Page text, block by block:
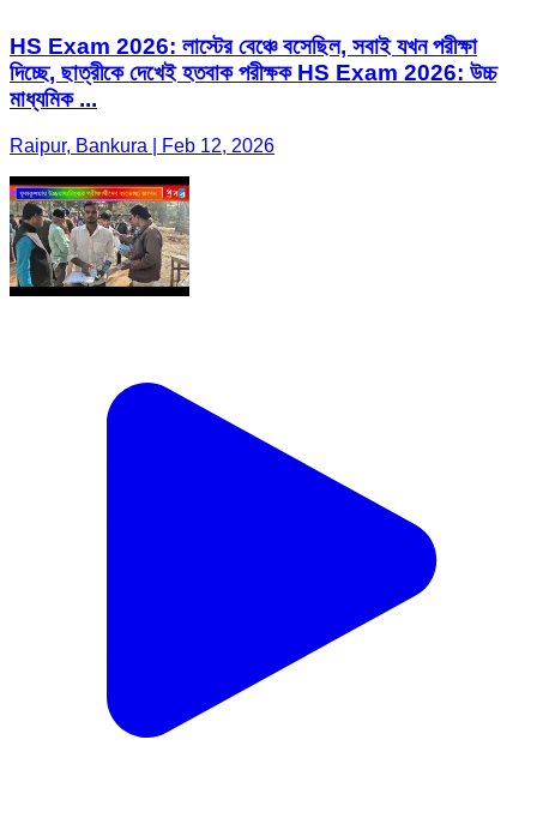
HS Exam 2026: লাস্টের বেঞ্চে বসেছিল, সবাই যখন পরীক্ষা
দিচ্ছে, ছাত্রীকে দেখেই হতবাক পরীক্ষক HS Exam 2026: উচ্চ
মাধ্যমিক ...
Raipur, Bankura | Feb 12, 2026